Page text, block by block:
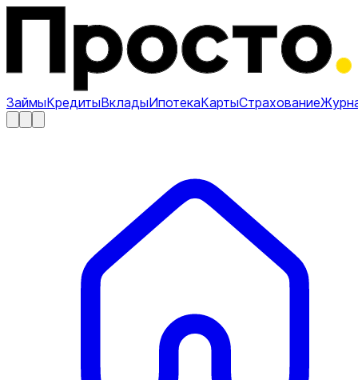
ЗаймыКредитыВкладыИпотекаКартыСтрахование